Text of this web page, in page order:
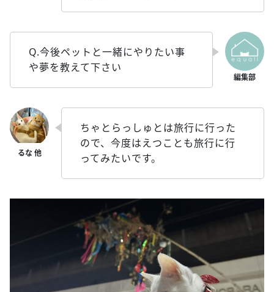
Q.今後ペットと一緒にやりたい事
や夢を教えて下さい
ちゃとらっしゅとは旅行に行った
ので、今度はえつことも旅行に行
ってみたいです。